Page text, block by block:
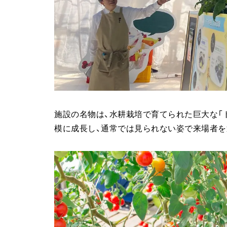
施設の名物は、水耕栽培で育てられた巨大な
模に成長し、通常では見られない姿で来場者